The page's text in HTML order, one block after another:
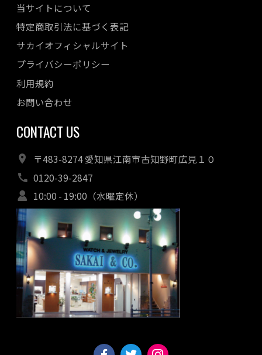
当サイトについて
特定商取引法に基づく表記
サカイオフィシャルサイト
プライバシーポリシー
利用規約
お問い合わせ
CONTACT US
〒483-8274 愛知県江南市古知野町広見１０
0120-39-2847
10:00 - 19:00（水曜定休）